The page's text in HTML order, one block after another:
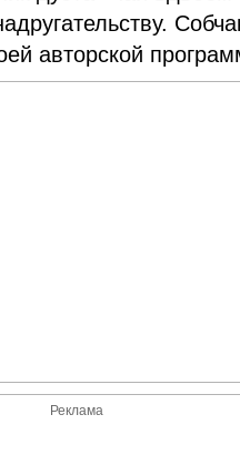
авторской
Реклама